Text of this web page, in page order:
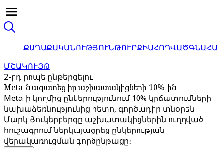
ՔԱՂԱՔԱԿԱՆՈՒԹՅՈՒՆԹՈՒՐՔԻԱՀՈԴՎԱԾ
ՄՇԱԿՈՒՅԹ
2-րդ րոպե ընթերցելու
Meta-ն ազատեց իր աշխատակիցների 10%-ին
Meta-ի կողմից ընկերությունում 10% կրճատումների
նախաձեռնությունից հետո, գործադիր տնօրեն
Մարկ Ցուկերբերգը աշխատակիցներին ուղղված
հուշագրում ներկայացրեց ընկերության
վերակառուցման գործընթացը։